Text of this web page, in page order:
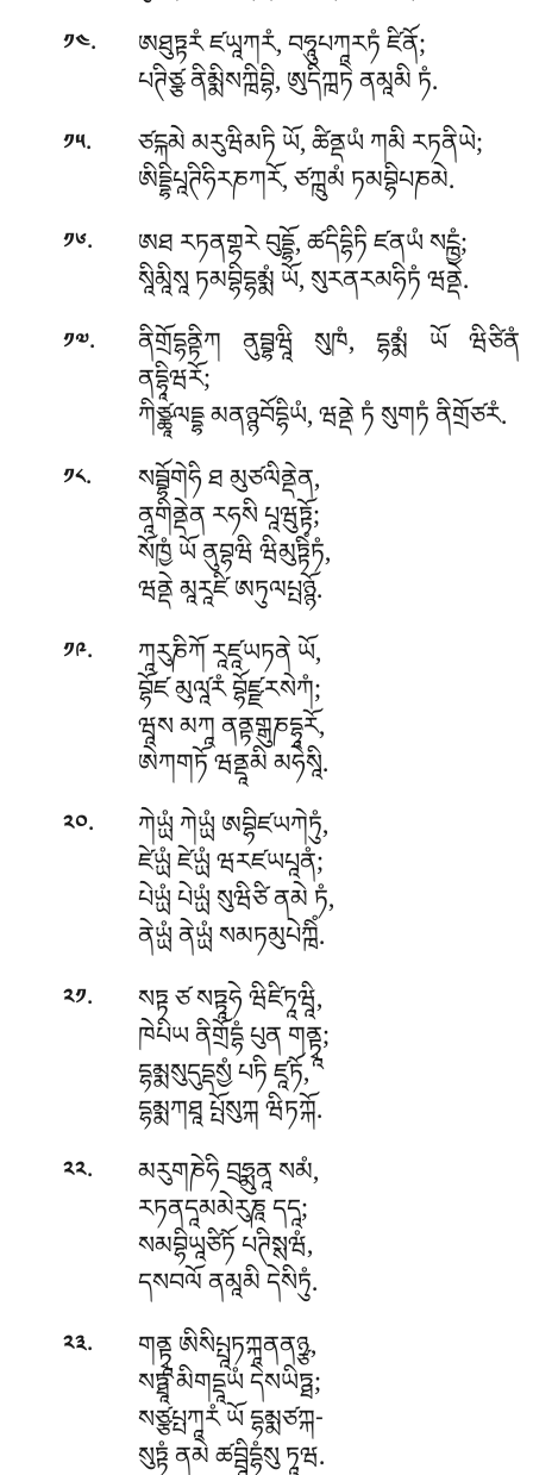
༡༤. ཨཐུཏྟརཾ ཛཡཱཀརཾ, བཧཱུཔཀཱརཏཾ ཛིནོ;
པཊིཙྩ ནིམྨིསཀྑིབྷི, ཨུདིཀྑཏེ ནམཱམི ཏཾ.
༡༥. ཙངྐམེ མརུཝིམཏི ཡོ, ཚིནྡཡཾ ཀམི རཏནིཡེ;
ཨིདྡྷིཔཱཊིཧིརཎཀརོ, ཙཀྑུམཾ ཏམབྷིཔཎམེ.
༡༦. ཨཐ རཏནགྷརེ བུདྡྷོ, ཚདིདྷིཏི ཛནཡཾ སངྑྱཾ;
སཱིམཱིསཱ ཏམབྷིདྷམྨཾ ཡོ, སུརནརམཧིཏཾ ཝནྡེ.
༡༧. ནིགྲོདྷནྟིཀ ནུབྦྷཝཱི སུཁཾ, དྷམྨཾ ཡོ ཝིཙིནཾ
ནདྷཱིཝརོ;
ཀིཙྪཱལདྡྷ མནཉྙབོདྷིཡཾ, ཝནྡེ ཏཾ སུགཏཾ ནིགྲོཙརཾ.
༡༨. སབྦྷོགེཧི ཐ མུཙལིནྡེན,
ནཱགིནྡེན རཧསི པཱཝུཏྟོ;
སོཁྱཾ ཡོ ནུབྷཝི ཝིམུཏྟིཾཏཾ,
ཝནྡེ མཱརཱཛི ཨཏུལཔྤཉྙོ.
༡༩. ཀཱརུཎིཀོ རཱཛཱཡཏནེ ཡོ,
བྷོཛ མུལཱ༹རཾ བྷོཛྫརསེཀཾ;
ཝཱས མཀཱ ནནྟགྒུཎདྷཱརོ,
ཨེཀགཏོ ཝནྡཱམི མཧེསཱི.
༢༠. ཀེཡྻཾ ཀེཡྻཾ ཨབྷིཛཡཀེཏུཾ,
ཛེཡྻཾ ཛེཡྻཾ ཝརཛཡཔཱནཾ;
པེཡྻཾ པེཡྻཾ སུཝིཙི ནམེ ཏཾ,
ནེཡྻཾ ནེཡྻཾ སམཏམུཔེཀྑིཾ.
༢༡. སཏྟ ཙ སཏྟཱཧེ ཝིཛིཏཱཝཱི,
ཁེཔིཡ ནིགྲོདྷཾ པུན གནྟྭཱ;
དྷམྨསུདུདྡསྱཾ པཏི ཛཱཏོ,
དྷམྨཀཐཱ པྤོསུཀྐ ཝིཏཀྐོ.
༢༢. མརུགཎེཧིབྲཧྨུནཱ སམཾ,
རཏནདཱམམེརུཎཱ དདཱ;
སམབྷིཡཱཙིཏོ པཊིསྶཝཾ,
དསབལོ ནམཱམི དེསིཏུཾ.
༢༣. གནྟྭཱ ཨིསིཔྤཱཏཀྐཱནནཉྩ,
སཏྠཱ མིགདྡཱཡཾ དེསཡིཏྠ;
སཙྩཔྤཀཱརཾ ཡོ དྷམྨཙཀྐ-